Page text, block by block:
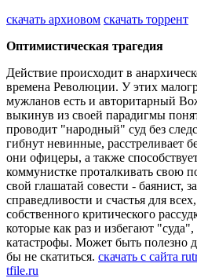
скачать архиовом скачать торрент
Оптимистическая трагедия
Действие происходит в
времена Революции. У этих
мужланов есть и авторитарный
выкинув из своей парадигмы
проводит "народный" суд без
гибнут невинные, расстреливает
они офицеры, а также
коммунистке проталкивать свою
свой глашатай совести - баянист,
справедливости и счастья для
собственного критического
которые как раз и избегают
катастрофы. Может быть полезно
бы не скатиться. скачать с сайта
tfile.ru